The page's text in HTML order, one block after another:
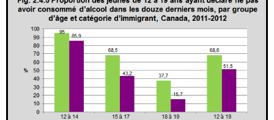
Proportion des jeunes de 12 à 19 ans ayant